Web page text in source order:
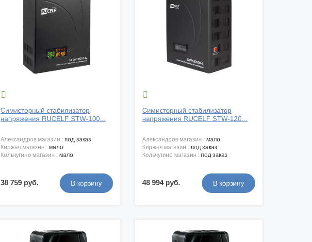

Симисторный стабилизатор
напряжения RUCELF STW-100...
александров магазин : под заказ
киржач магазин : мало
кольчугино магазин : мало
38 759 руб.

Симисторный стабилизатор
напряжения RUCELF STW-120...
александров магазин :мало
киржач магазин :под заказ
кольчугино магазин :под заказ
48 994 руб.